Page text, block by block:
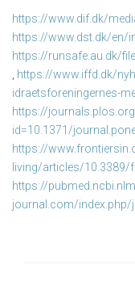
https://www.dif.dk/
https://www.dst.dk/en/
https://runsafe.au.dk/
, https://www.iffd.dk/
idraetsforeningernes-
https://
id=10.1371/
https://
living/articles/10.3389/
https://
journal.com/